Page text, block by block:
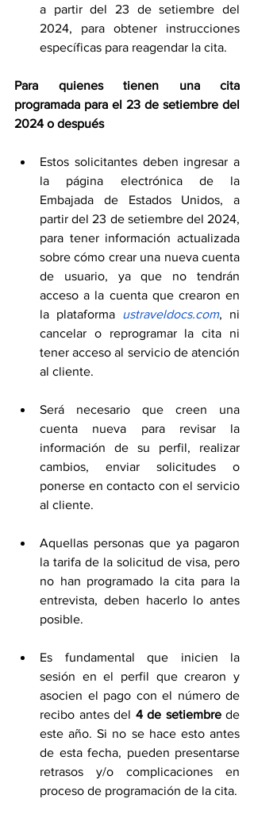
a partir del 23 de setiembre del
2024, para obtener instrucciones
específicas para reagendar la cita.
Para quienes tienen una cita
programada para el 23 de setiembre del
2024 o después
Estos solicitantes deben ingresar a
la página electrónica de la
Embajada de Estados Unidos, a
partir del 23 de setiembre del 2024,
para tener información actualizada
sobre cómo crear una nueva cuenta
de usuario, ya que no tendrán
acceso a la cuenta que crearon en
la plataforma ustraveldocs.com, ni
cancelar o reprogramar la cita ni
tener acceso al servicio de atención
al cliente.
Será necesario que creen una
cuenta nueva para revisar la
información de su perfil, realizar
cambios, enviar solicitudes o
ponerse en contacto con el servicio
al cliente.
Aquellas personas que ya pagaron
la tarifa de la solicitud de visa, pero
no han programado la cita para la
entrevista, deben hacerlo lo antes
posible.
Es fundamental que inicien la
sesión en el perfil que crearon y
asocien el pago con el número de
recibo antes del 4 de setiembre de
este año. Si no se hace esto antes
de esta fecha, pueden presentarse
retrasos y/o complicaciones en
proceso de programación de la cita.